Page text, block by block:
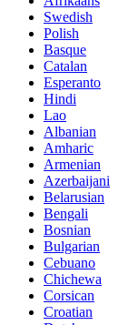
Swedish
Polish
Basque
Catalan
Esperanto
Hindi
Lao
Albanian
Amharic
Armenian
Azerbaijani
Belarusian
Bengali
Bosnian
Bulgarian
Cebuano
Chichewa
Corsican
Croatian